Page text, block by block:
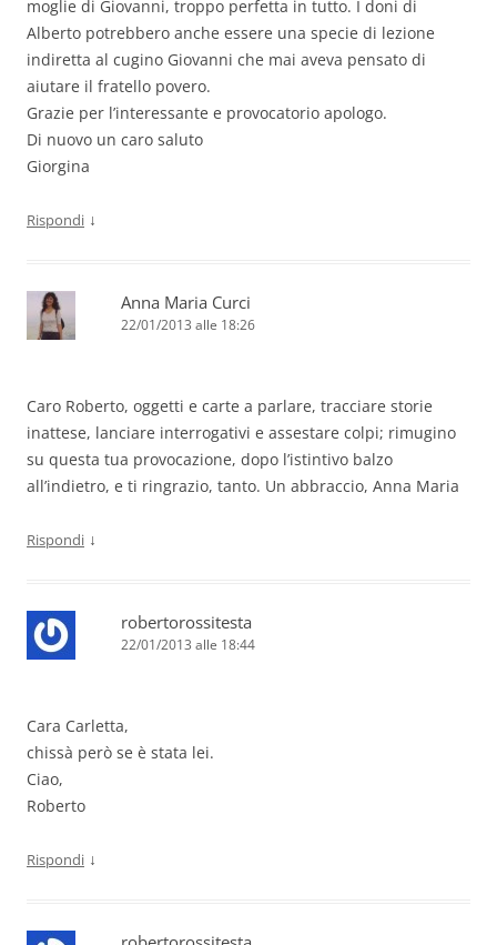
moglie di Giovanni, troppo perfetta in tutto. I doni di
Alberto potrebbero anche essere una specie di lezione
indiretta al cugino Giovanni che mai aveva pensato di
aiutare il fratello povero.
Grazie per l’interessante e provocatorio apologo.
Di nuovo un caro saluto
Giorgina
Rispondi ↓
Anna Maria Curci
22/01/2013 alle 18:26
Caro Roberto, oggetti e carte a parlare, tracciare storie
inattese, lanciare interrogativi e assestare colpi; rimugino
su questa tua provocazione, dopo l’istintivo balzo
all’indietro, e ti ringrazio, tanto. Un abbraccio, Anna Maria
Rispondi ↓
robertorossitesta
22/01/2013 alle 18:44
Cara Carletta,
chissà però se è stata lei.
Ciao,
Roberto
Rispondi ↓